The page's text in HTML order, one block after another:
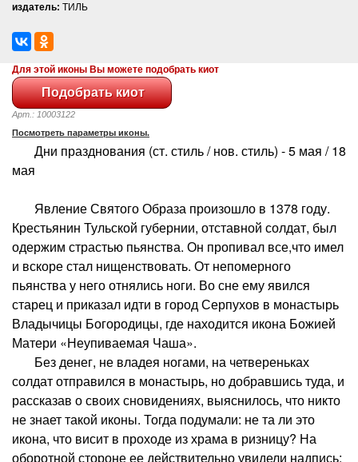
издатель: ТИЛЬ
Для этой иконы Вы можете подобрать киот
Арт.: 10003122
Посмотреть параметры иконы.
Дни празднования (ст. стиль / нов. стиль) - 5 мая / 18
мая
Явление Святого Образа произошло в 1378 году.
Крестьянин Тульской губернии, отставной солдат, был
одержим страстью пьянства. Он пропивал все,что имел
и вскоре стал нищенствовать. От непомерного
пьянства у него отнялись ноги. Во сне ему явился
старец и приказал идти в город Серпухов в монастырь
Владычицы Богородицы, где находится икона Божией
Матери «Неупиваемая Чаша».
Без денег, не владея ногами, на четвереньках
солдат отправился в монастырь, но добравшись туда, и
рассказав о своих сновидениях, выяснилось, что никто
не знает такой иконы. Тогда подумали: не та ли это
икона, что висит в проходе из храма в ризницу? На
оборотной стороне ее действительно увидели надпись: